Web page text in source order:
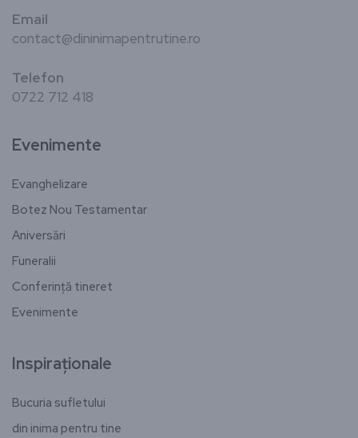
Email
contact@dininimapentrutine.ro
Telefon
0722 712 418
Evenimente
Evanghelizare
Botez Nou Testamentar
Aniversări
Funeralii
Conferință tineret
Evenimente
Inspiraționale
Bucuria sufletului
din inima pentru tine